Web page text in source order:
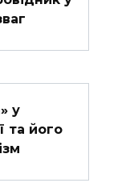
у
та його